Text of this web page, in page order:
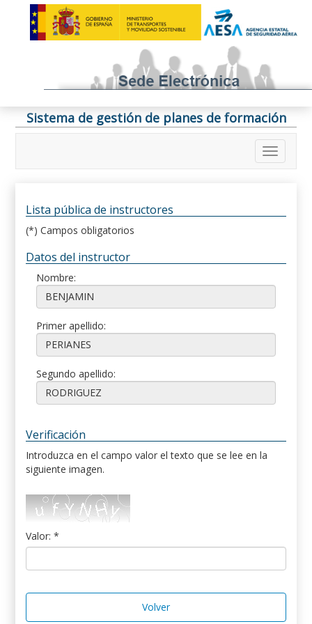
Sistema de gestión de planes de formación
Lista pública de instructores
(*) Campos obligatorios
Datos del instructor
Nombre:
Primer apellido:
Segundo apellido:
Verificación
Introduzca en el campo valor el texto que se lee en la
siguiente imagen.
Valor: *
Volver